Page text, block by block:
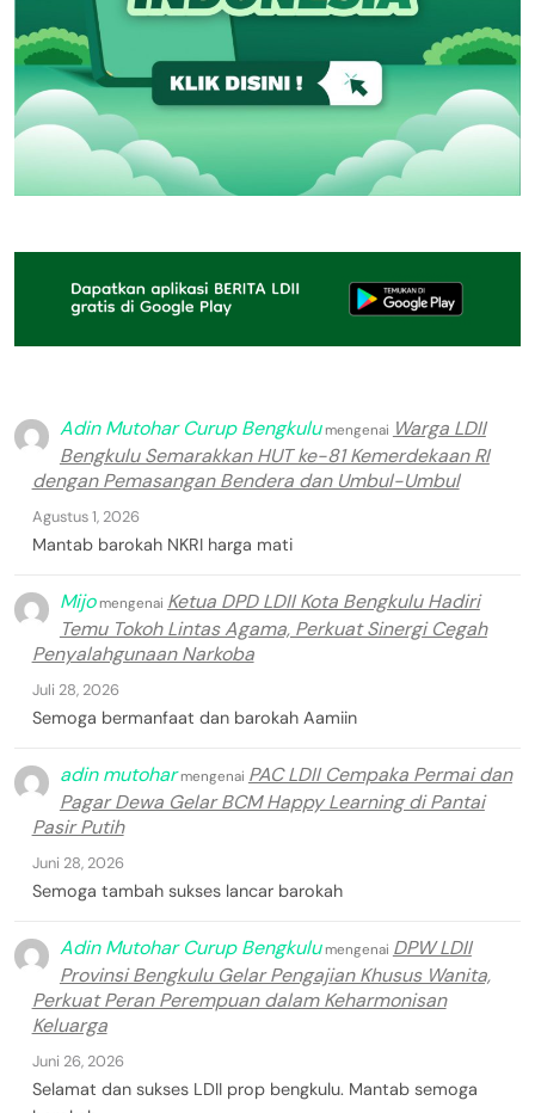
Adin Mutohar Curup Bengkulumengenai Warga LDII
Bengkulu Semarakkan HUT ke-81 Kemerdekaan RI
dengan Pemasangan Bendera dan Umbul-Umbul
Agustus 1, 2026
Mantab barokah NKRI harga mati
Mijomengenai Ketua DPD LDII Kota Bengkulu Hadiri
Temu Tokoh Lintas Agama, Perkuat Sinergi Cegah
Penyalahgunaan Narkoba
Juli 28, 2026
Semoga bermanfaat dan barokah Aamiin
adin mutoharmengenai PAC LDII Cempaka Permai dan
Pagar Dewa Gelar BCM Happy Learning di Pantai
Pasir Putih
Juni 28, 2026
Semoga tambah sukses lancar barokah
Adin Mutohar Curup Bengkulumengenai DPW LDII
Provinsi Bengkulu Gelar Pengajian Khusus Wanita,
Perkuat Peran Perempuan dalam Keharmonisan
Keluarga
Juni 26, 2026
Selamat dan sukses LDII prop bengkulu. Mantab semoga